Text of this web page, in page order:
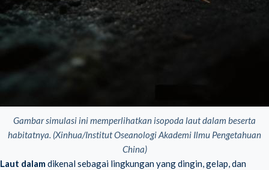
Gambar simulasi ini memperlihatkan isopoda laut dalam beserta
habitatnya. (Xinhua/Institut Oseanologi Akademi Ilmu Pengetahuan
China)
Laut dalamdikenal sebagai lingkungan yang dingin, gelap, dan